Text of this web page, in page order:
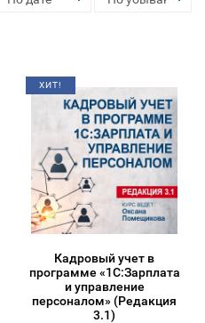
ХИТ!
Кадровый учет в
программе «1С:Зарплата
и управление
персоналом» (Редакция
3.1)